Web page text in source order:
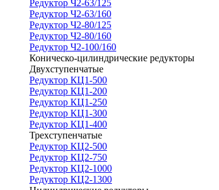
Редуктор Ч2-63/125
Редуктор Ч2-63/160
Редуктор Ч2-80/125
Редуктор Ч2-80/160
Редуктор Ч2-100/160
Коническо-цилиндрические редукторы
Двухступенчатые
Редуктор КЦ1-500
Редуктор КЦ1-200
Редуктор КЦ1-250
Редуктор КЦ1-300
Редуктор КЦ1-400
Трехступенчатые
Редуктор КЦ2-500
Редуктор КЦ2-750
Редуктор КЦ2-1000
Редуктор КЦ2-1300